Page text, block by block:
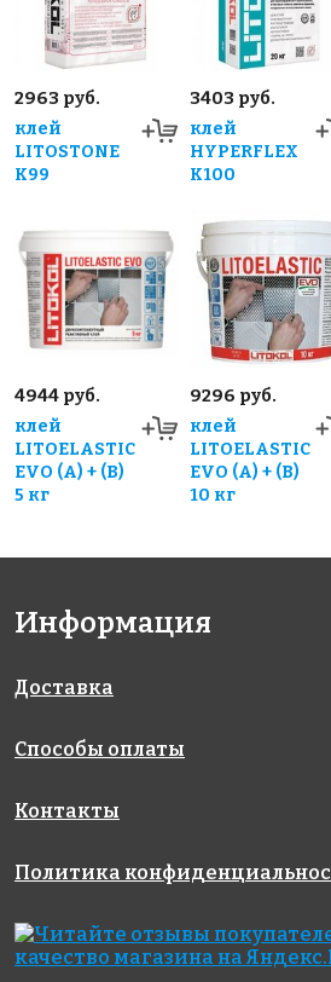
2963 руб.
клей
LITOSTONE
K99
3403 руб.
клей
HYPERFLEX
K100
4944 руб.
клей
LITOELASTIC
EVO (A) + (В)
5 кг
9296 руб.
клей
LITOELASTIC
EVO (A) + (В)
10 кг
Информация
Доставка
Способы оплаты
Контакты
Политика